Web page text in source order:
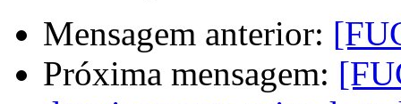
Mensagem anterior:
Próxima mensagem: